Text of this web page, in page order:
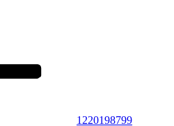
1220198799